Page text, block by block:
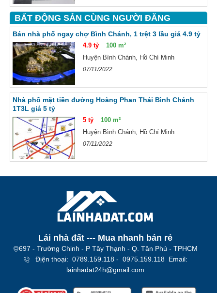
BẤT ĐỘNG SẢN CÙNG NGƯỜI ĐĂNG
Bán nhà phố ngay chợ Bình Chánh, 1 trệt 3 lầu giá 4.9 tỷ
4.9 tỷ
100 m²
Huyện Bình Chánh, Hồ Chí Minh
07/11/2022
Nhà phố mặt tiền đường Hoàng Phan Thái Bình Chánh
1T3L giá 5 tỷ
5 tỷ
100 m²
Huyện Bình Chánh, Hồ Chí Minh
07/11/2022
Lái nhà đất --- Mua nhanh bán rẻ​
697 - Trường Chinh - P Tây Thạnh - Q. Tân Phú - TPHCM
Địện thoại: 0789.159.118 - 0975.159.118 Email:
lainhadat24h@gmail.com